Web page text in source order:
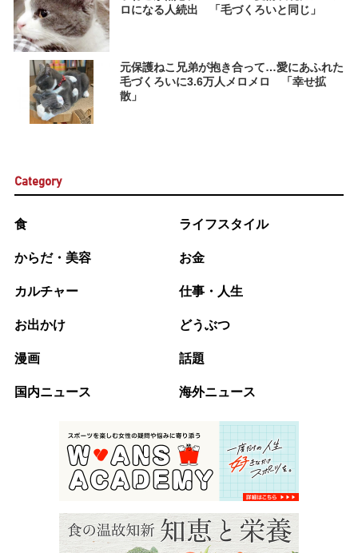
ロになる人続出 「毛づくろいと同じ」
元保護ねこ兄弟が抱き合って…愛にあふれた
毛づくろいに3.6万人メロメロ 「幸せ拡
散」
Category
食 ライフスタイル
からだ・美容 お金
カルチャー 仕事・人生
お出かけ どうぶつ
漫画 話題
国内ニュース 海外ニュース